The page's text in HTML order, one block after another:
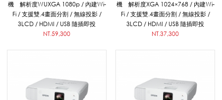
影
機
機 解析度WUXGA 1080p / 內建Wi-
Fi / 支援雙.4畫面分割 / 無線投影 /
3LCD / HDMI / USB 隨插即投
NT.59,300
機 解析度XGA 1024×768 / 內建Wi-
Fi / 支援雙.4畫面分割 / 無線投影 /
3LCD / HDMI / USB 隨插即投
NT.37,300